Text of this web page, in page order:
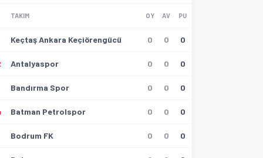
TAKIM OY AV PU
Keçtaş Ankara Keçiörengücü 0 0 0
Antalyaspor 0 0 0
Bandırma Spor 0 0 0
Batman Petrolspor 0 0 0
Bodrum FK 0 0 0